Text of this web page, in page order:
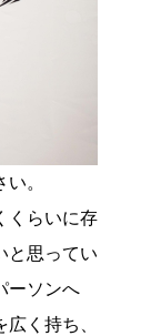
。
くらいに存
と思ってい
ーソンへ
く持ち、